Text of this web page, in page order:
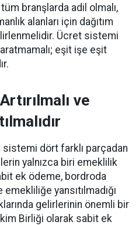
branşlarda adil olmalı,
alanları için dağıtım
Ücret sistemi
eşit işe eşit
ve
sistemi dört farklı parçadan
yalnızca biri emeklilik
ek ödeme, bordroda
yansıtılmadığı
gelirlerinin önemli bir
Birliği olarak sabit ek